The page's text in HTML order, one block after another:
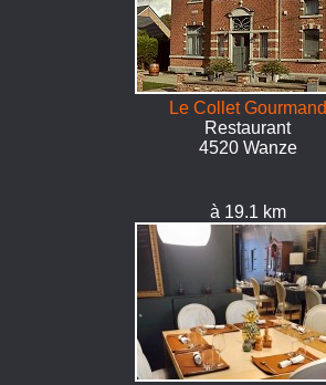
Le Collet Gourmand
Restaurant
4520 Wanze
à 19.1 km